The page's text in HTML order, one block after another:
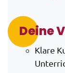
Deine
Klare